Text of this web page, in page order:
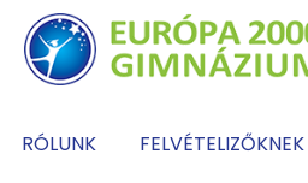
RÓLUNK FELVÉTELIZŐKNEK